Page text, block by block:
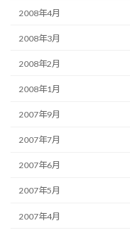
2008年4月
2008年3月
2008年2月
2008年1月
2007年9月
2007年7月
2007年6月
2007年5月
2007年4月